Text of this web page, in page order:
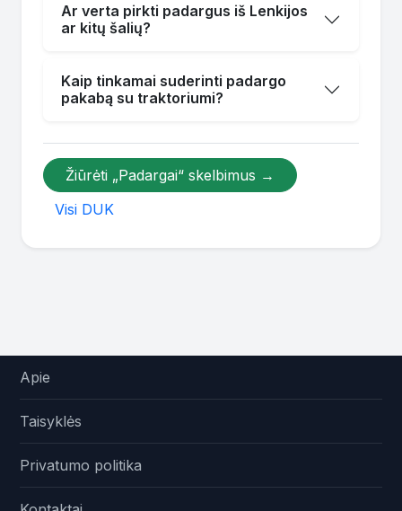
Ar verta pirkti padargus iš Lenkijos
ar kitų šalių?
Kaip tinkamai suderinti padargo
pakabą su traktoriumi?
Žiūrėti „Padargai“ skelbimus →
Visi DUK
Apie
Taisyklės
Privatumo politika